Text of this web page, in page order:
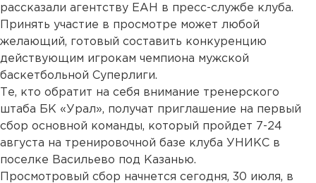
рассказали агентству ЕАН в пресс-службе клуба.
Принять участие в просмотре может любой
желающий, готовый составить конкуренцию
действующим игрокам чемпиона мужской
баскетбольной Суперлиги.
Те, кто обратит на себя внимание тренерского
штаба БК «Урал», получат приглашение на первый
сбор основной команды, который пройдет 7-24
августа на тренировочной базе клуба УНИКС в
поселке Васильево под Казанью.
Просмотровый сбор начнется сегодня, 30 июля, в